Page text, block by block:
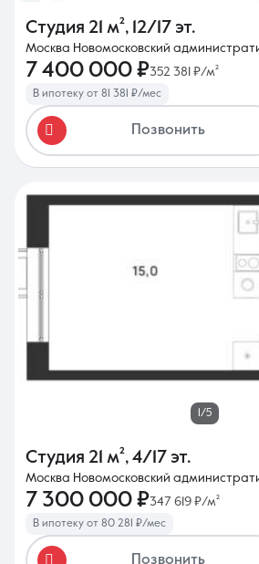
Студия 21 м², 12/17 эт.
Москва Новомосковский
7 400 000 ₽352 381 ₽/м²
В ипотеку от 81 381 ₽/мес
Позвонить
1/5
Студия 21 м², 4/17 эт.
Москва Новомосковский
7 300 000 ₽347 619 ₽/м²
В ипотеку от 80 281 ₽/мес
Позвонить